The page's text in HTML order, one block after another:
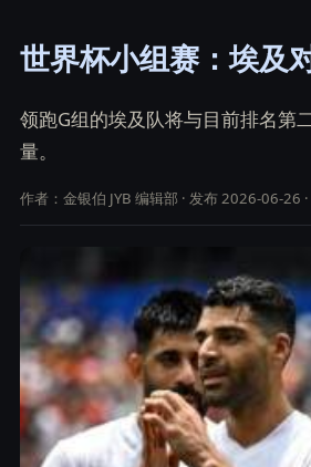
世界杯小组赛：埃及
领跑G组的埃及队将与目前排名第
量。
作者：金银伯 JYB 编辑部 · 发布 2026-06-26